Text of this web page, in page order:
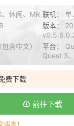
休闲、MR 联机： 单
版本：
含中文） 平台：
Quest 3
费下载
前往下载
言！